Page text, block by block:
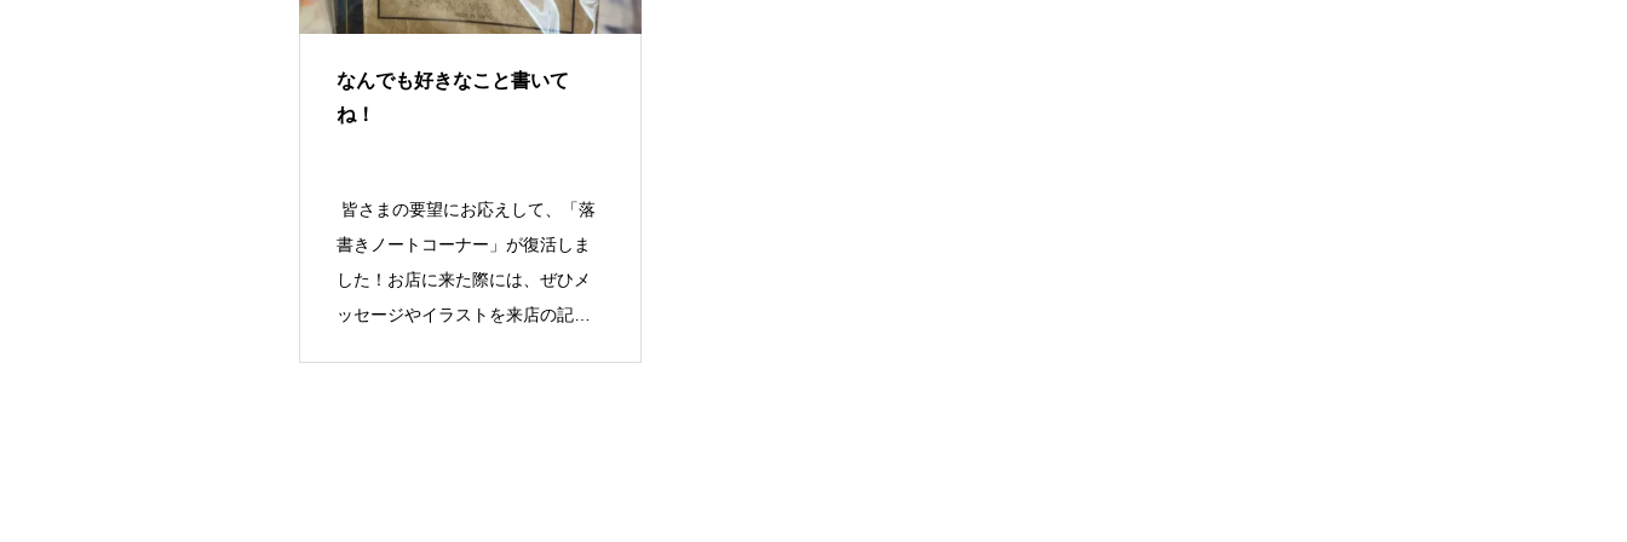
なんでも好きなこと書いて
ね！
皆さまの要望にお応えして、「落
書きノートコーナー」が復活しま
した！お店に来た際には、ぜひメ
ッセージやイラストを来店の記念